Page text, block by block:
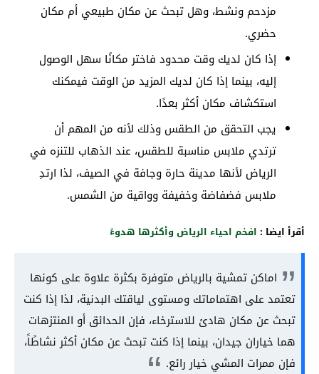
مزدحم ونشط، وهل تبحث عن مكان طبيعي أم مكان
حضري.
إذا كان لديك وقت محدود فاختر مكانًا سهل الوصول
إليه، بينما إذا كان لديك المزيد من الوقت فيمكنك
استكشاف مكان أكثر بعدًا.
يجب التحقق من الطقس وذلك لأنه من المهم أن
ترتدي ملابس مناسبة للطقس، عند الذهاب للتنزه في
الرياض لأنها مدينة حارة وجافة في الصيف، لذا ارتدِ
ملابس فضفاضة وخفيفة وواقية من الشمس.
أقرأ ايضا : افخم احياء الرياض وأكثرها هدوءً
اماكن تمشية بالرياض متوفرة بكثرة علاوة على كونها
تعتمد على اهتماماتك ومستوى لياقتك البدنية، لذا إذا كنت
تبحث عن مكان هادئ للاسترخاء، فإن الحدائق أو المنتزهات
هما خياران جيدان، بينما إذا كنت تبحث عن مكان أكثر نشاطًاً،
فإن ممرات المشي خيار رائع.